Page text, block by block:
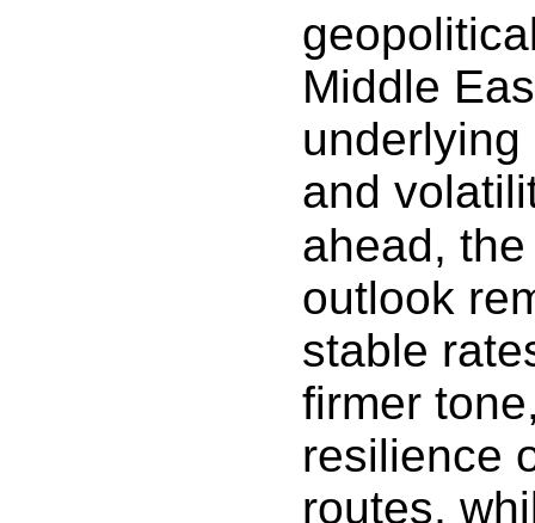
Middle
and
ahead,
outlook
stable
firmer
resilience
routes,